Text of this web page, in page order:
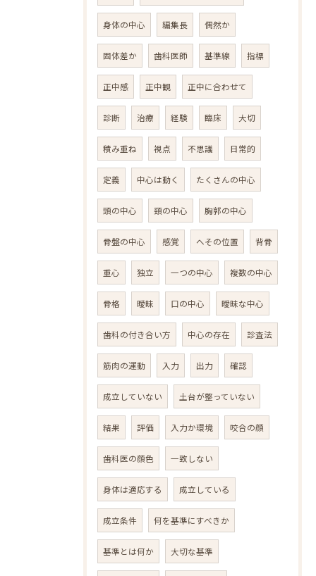
身体の中心 編集長 偶然か
固体差か 歯科医師 基準線 指標
正中感 正中観 正中に合わせて
診断 治療 経験 臨床 大切
積み重ね 視点 不思議 日常的
定義 中心は動く たくさんの中心
頭の中心 頸の中心 胸郭の中心
骨盤の中心 感覚 へその位置 背骨
重心 独立 一つの中心 複数の中心
骨格 曖昧 口の中心 曖昧な中心
歯科の付き合い方 中心の存在 診査法
筋肉の運動 入力 出力 確認
成立していない 土台が整っていない
結果 評価 入力か環境 咬合の顔
歯科医の顔色 一致しない
身体は適応する 成立している
成立条件 何を基準にすべきか
基準とは何か 大切な基準